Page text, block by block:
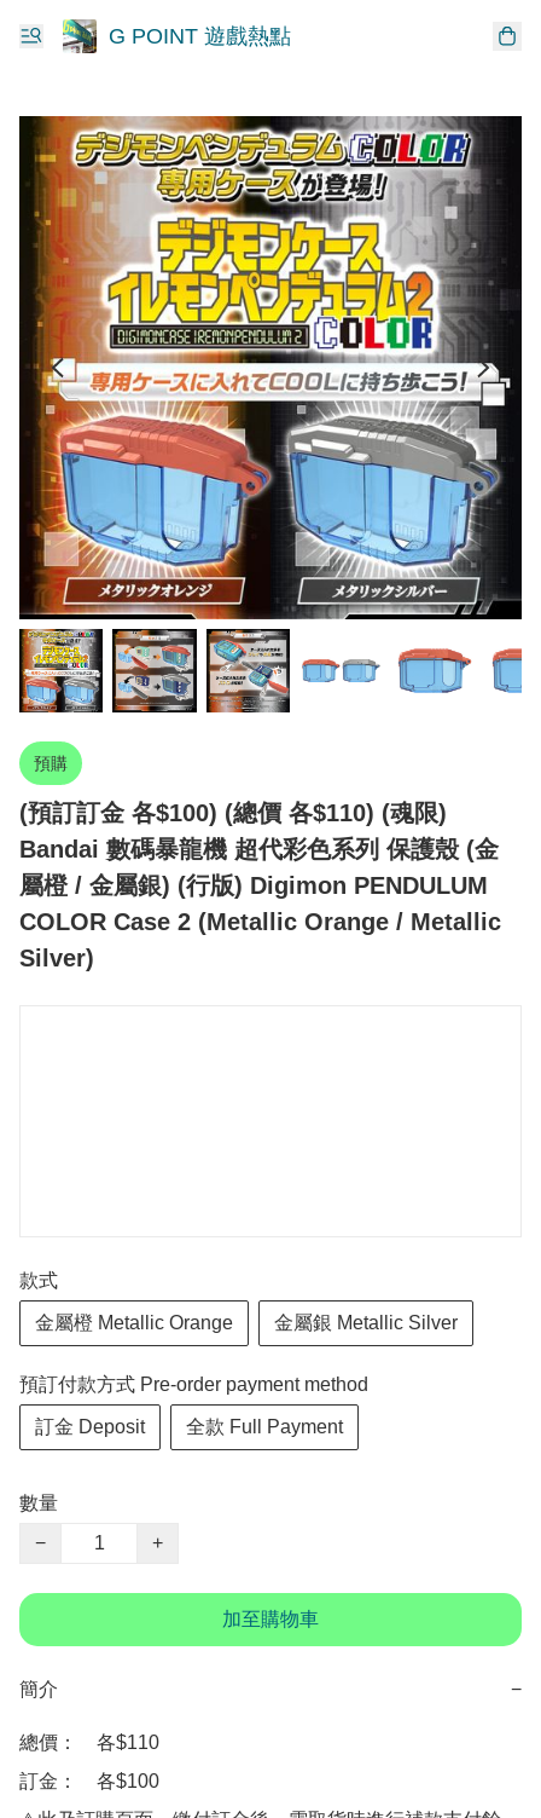
G POINT 遊戲熱點
預購
(預訂訂金 各$100) (總價 各$110) (魂限)
Bandai 數碼暴龍機 超代彩色系列 保護殼 (金
屬橙 / 金屬銀) (行版) Digimon PENDULUM
COLOR Case 2 (Metallic Orange / Metallic
Silver)
款式
金屬橙 Metallic Orange 金屬銀 Metallic Silver
預訂付款方式 Pre-order payment method
訂金 Deposit 全款 Full Payment
數量
−
+
加至購物車
簡介 −
總價：　各$110
訂金：　各$100